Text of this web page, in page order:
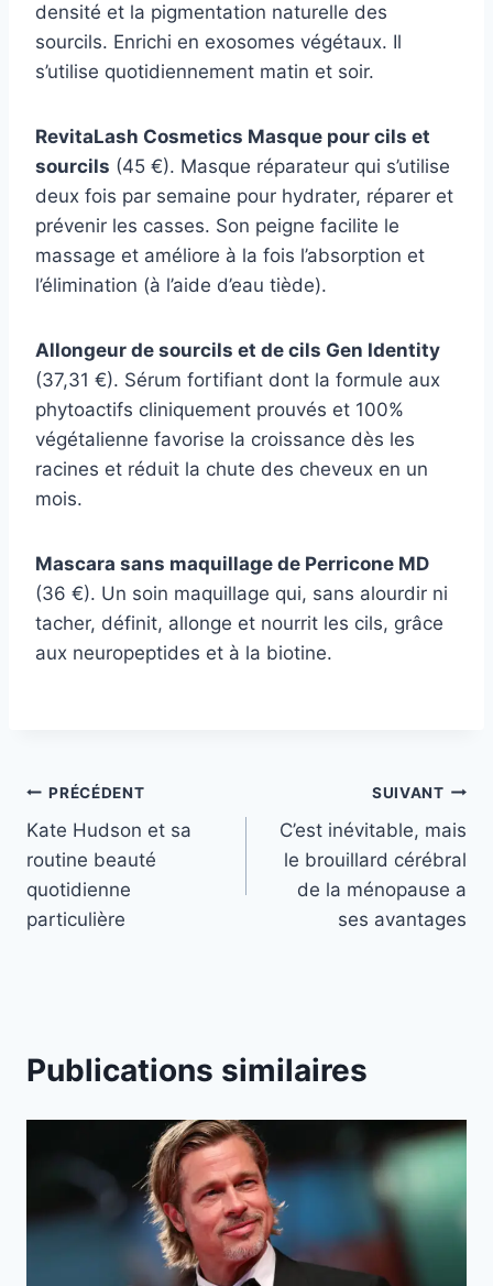
densité et la pigmentation naturelle des
sourcils. Enrichi en exosomes végétaux. Il
s’utilise quotidiennement matin et soir.
RevitaLash Cosmetics Masque pour cils et
sourcils (45 €). Masque réparateur qui s’utilise
deux fois par semaine pour hydrater, réparer et
prévenir les casses. Son peigne facilite le
massage et améliore à la fois l’absorption et
l’élimination (à l’aide d’eau tiède).
Allongeur de sourcils et de cils Gen Identity
(37,31 €). Sérum fortifiant dont la formule aux
phytoactifs cliniquement prouvés et 100%
végétalienne favorise la croissance dès les
racines et réduit la chute des cheveux en un
mois.
Mascara sans maquillage de Perricone MD
(36 €). Un soin maquillage qui, sans alourdir ni
tacher, définit, allonge et nourrit les cils, grâce
aux neuropeptides et à la biotine.
Navigation
de
l’article
PRÉCÉDENT
Kate Hudson et sa
routine beauté
quotidienne
particulière
SUIVANT
C’est inévitable, mais
le brouillard cérébral
de la ménopause a
ses avantages
Publications similaires